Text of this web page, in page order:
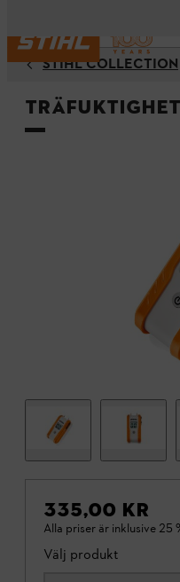
STIHL COLLECTION
335,00 KR
Alla priser är inklusive 25
Välj produkt